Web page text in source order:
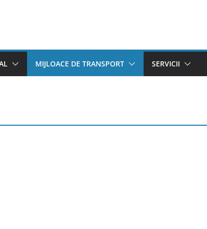
MIJLOACE DE TRANSPORT SERVICII